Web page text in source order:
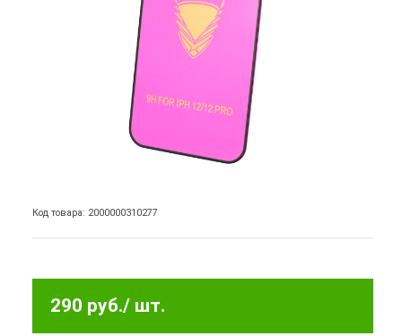
Код товара: 2000000310277
290 руб./ шт.